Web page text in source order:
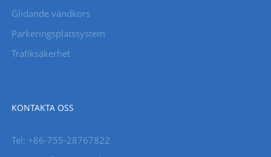
Glidande vändkors
Parkeringsplatssystem
Trafiksäkerhet
KONTAKTA OSS
Tel: +86-755-28767822